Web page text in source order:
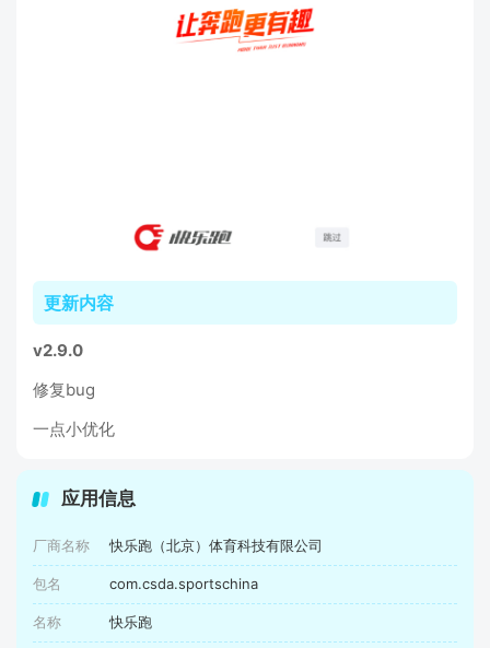
更新内容
v2.9.0
修复bug
一点小优化
应用信息
厂商名称 快乐跑（北京）体育科技有限公司
包名 com.csda.sportschina
名称 快乐跑